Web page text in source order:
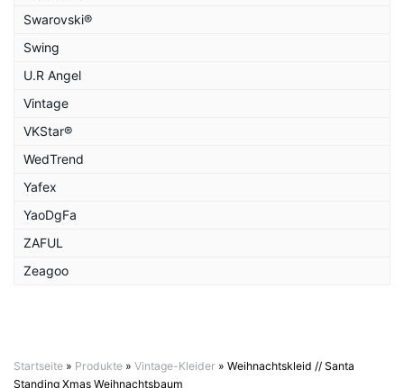
Swarovski®
Swing
U.R Angel
Vintage
VKStar®
WedTrend
Yafex
YaoDgFa
ZAFUL
Zeagoo
Startseite » Produkte » Vintage-Kleider » Weihnachtskleid // Santa
Standing Xmas Weihnachtsbaum